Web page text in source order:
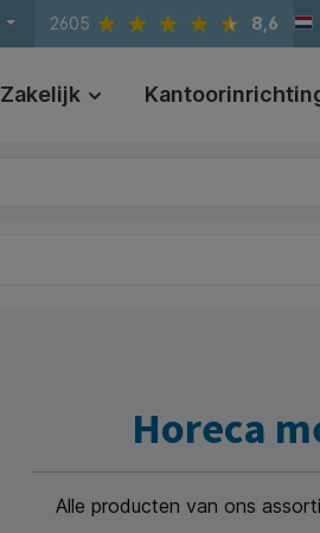
2605 8,6
Zakelijk
Horeca
Alle producten van ons